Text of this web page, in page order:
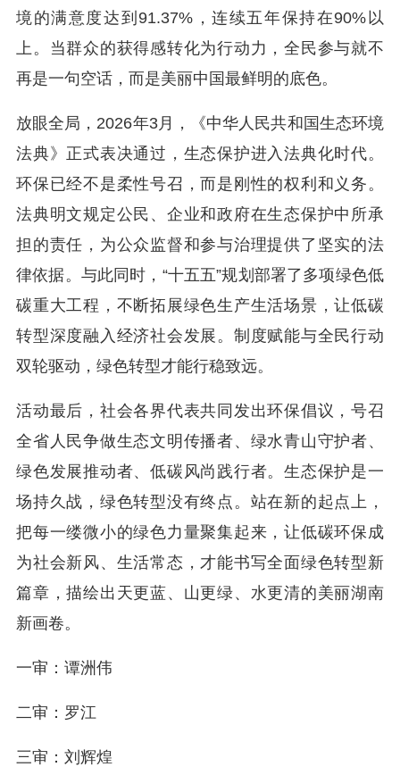
境的满意度达到91.37%，连续五年保持在90%以
上。当群众的获得感转化为行动力，全民参与就不
再是一句空话，而是美丽中国最鲜明的底色。
放眼全局，2026年3月，《中华人民共和国生态环境
法典》正式表决通过，生态保护进入法典化时代。
环保已经不是柔性号召，而是刚性的权利和义务。
法典明文规定公民、企业和政府在生态保护中所承
担的责任，为公众监督和参与治理提供了坚实的法
律依据。与此同时，“十五五”规划部署了多项绿色低
碳重大工程，不断拓展绿色生产生活场景，让低碳
转型深度融入经济社会发展。制度赋能与全民行动
双轮驱动，绿色转型才能行稳致远。
活动最后，社会各界代表共同发出环保倡议，号召
全省人民争做生态文明传播者、绿水青山守护者、
绿色发展推动者、低碳风尚践行者。生态保护是一
场持久战，绿色转型没有终点。站在新的起点上，
把每一缕微小的绿色力量聚集起来，让低碳环保成
为社会新风、生活常态，才能书写全面绿色转型新
篇章，描绘出天更蓝、山更绿、水更清的美丽湖南
新画卷。
一审：谭洲伟
二审：罗江
三审：刘辉煌